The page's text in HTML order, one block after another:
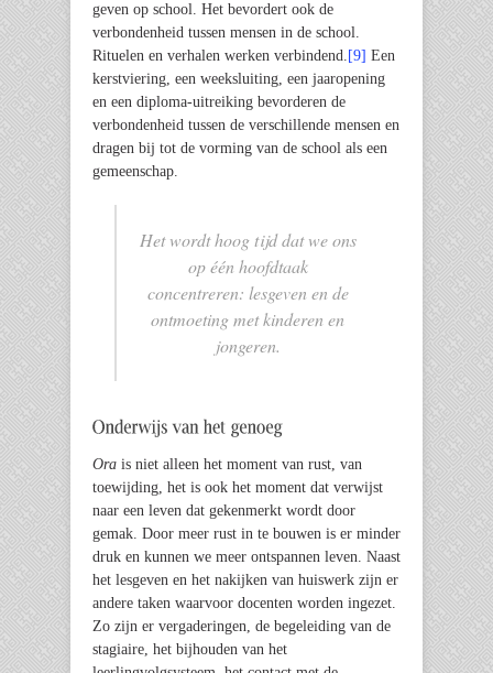
geven op school. Het bevordert ook de
verbondenheid tussen mensen in de school.
Rituelen en verhalen werken verbindend. [9] Een
kerstviering, een weeksluiting, een jaaropening
en een diploma-uitreiking bevorderen de
verbondenheid tussen de verschillende mensen en
dragen bij tot de vorming van de school als een
gemeenschap.
Het wordt hoog tijd dat we ons
op één hoofdtaak
concentreren: lesgeven en de
ontmoeting met kinderen en
jongeren.
Ora is niet alleen het moment van rust, van
toewijding, het is ook het moment dat verwijst
naar een leven dat gekenmerkt wordt door
gemak. Door meer rust in te bouwen is er minder
druk en kunnen we meer ontspannen leven. Naast
het lesgeven en het nakijken van huiswerk zijn er
andere taken waarvoor docenten worden ingezet.
Zo zijn er vergaderingen, de begeleiding van de
stagiaire, het bijhouden van het